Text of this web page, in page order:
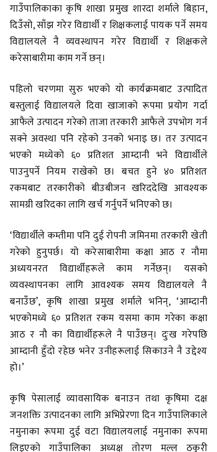
गाउँपालिकाका कृषि शाखा प्रमुख शारदा शर्माले बिहान,
दिउँसो, साँझ गरेर विद्यार्थी र शिक्षकलाई पायक पर्ने समय
विद्यालयले नै व्यवस्थापन गरेर विद्यार्थी र शिक्षकले
करेसाबारीमा काम गर्ने छन्।
पहिलो चरणमा सुरु भएको यो कार्यक्रमबाट उत्पादित
बस्तुलाई विद्यालयले दिवा खाजाको रूपमा प्रयोग गर्दा
आफैले उत्पादन गरेको ताजा तरकारी आफैले उपभोग गर्न
सक्ने अवस्था पनि रहेको उनको भनाइ छ। तर उत्पादन
भएको मध्येको ६० प्रतिशत आम्दानी भने विद्यार्थीले
पाउनुपर्ने नियम राखेको छ। बचत हुने ४० प्रतिशत
रकमबाट तरकारीको बीउबीजन खरिददेखि आवश्यक
सामग्री खरिदका लागि खर्च गर्नुपर्ने भनिएको छ।
‘विद्यार्थीले कम्तीमा पनि दुई रोपनी जमिनमा तरकारी खेती
गरेको हुनुपर्छ। यो करेसाबारीमा कक्षा आठ र नौमा
अध्ययनरत विद्यार्थीहरूले काम गर्नेछन्। यसको
व्यवस्थापनका लागि आवश्यक समय विद्यालयले नै
बनाउँछ’, कृषि शाखा प्रमुख शर्माले भनिन्, ‘आम्दानी
भएकोमध्ये ६० प्रतिशत रकम यसमा काम गरेका कक्षा
आठ र नौ का विद्यार्थीहरूले नै पाउँछन्। दुःख गरेपछि
आम्दानी हुँदो रहेछ भनेर उनीहरूलाई सिकाउने नै उद्देश्य
हो।’
कृषि पेसालाई व्यावसायिक बनाउन तथा कृषिमा दक्ष
जनशक्ति उत्पादनका लागि अभिप्रेरणा दिन गाउँपालिकाले
नमुनाका रूपमा दुई वटा विद्यालयलाई नमुनाका रूपमा
लिइएको गाउँपालिका अध्यक्ष तोरण मल्ल ठकुरी